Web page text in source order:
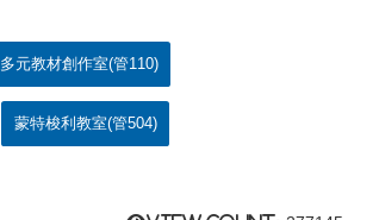
多元教材創作室(管110)
蒙特梭利教室(管504)